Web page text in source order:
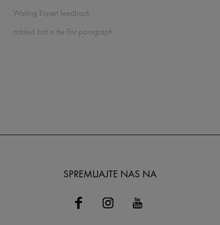
Waiting Expert feedback
added that in the first paragraph
SPREMLJAJTE NAS NA